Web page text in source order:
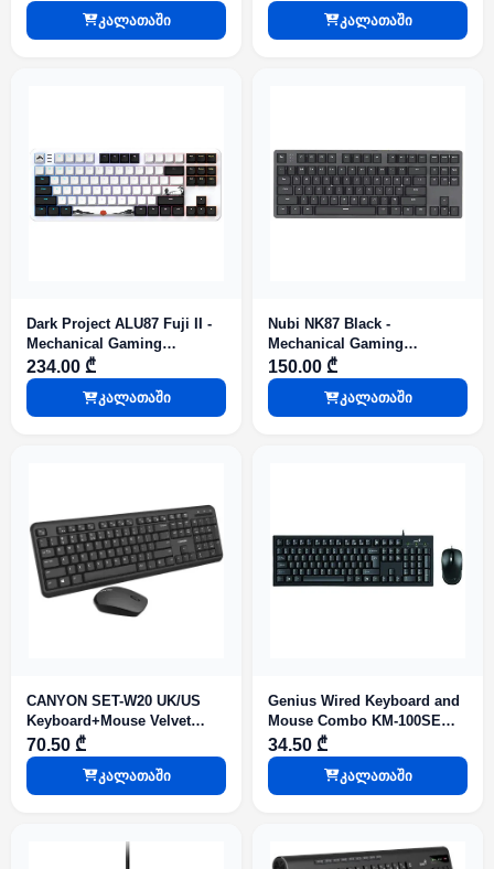
კალათაში კალათაში
Dark Project ALU87 Fuji II -
Mechanical Gaming
Keyboard
234.00 ₾
კალათაში
Nubi NK87 Black -
Mechanical Gaming
Keyboard
150.00 ₾
კალათაში
CANYON SET-W20 UK/US
Keyboard+Mouse Velvet
Wireless Black
70.50 ₾
კალათაში
Genius Wired Keyboard and
Mouse Combo KM-100SE
Black
34.50 ₾
კალათაში